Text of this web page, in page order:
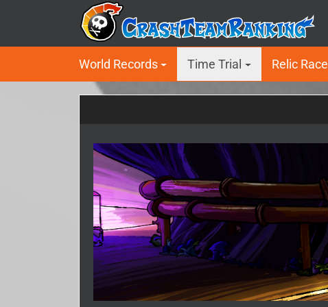
World Records Time Trial Relic Race